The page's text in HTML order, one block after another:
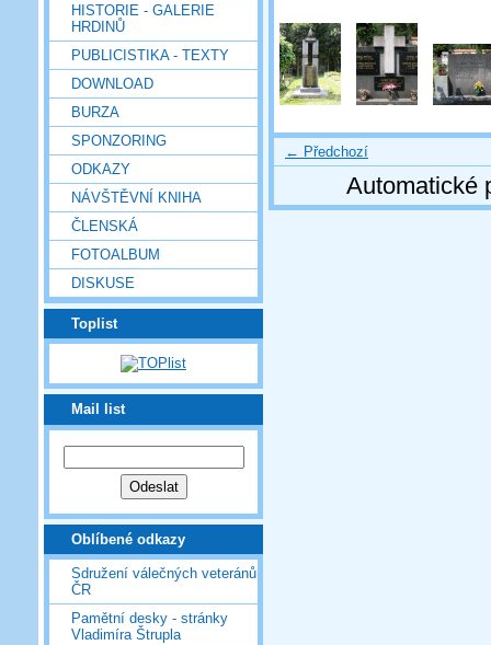
HISTORIE - GALERIE
HRDINŮ
PUBLICISTIKA - TEXTY
DOWNLOAD
BURZA
SPONZORING
ODKAZY
NÁVŠTĚVNÍ KNIHA
ČLENSKÁ
FOTOALBUM
DISKUSE
Toplist
Mail list
Oblíbené odkazy
Sdružení válečných veteránů
ČR
Pamětní desky - stránky
Vladimíra Štrupla
← Předchozí
Automatické